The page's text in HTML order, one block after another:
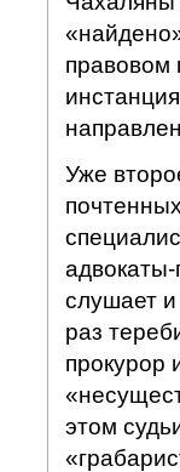
правовом
Уже
адвокаты-
слушает
раз
прокурор
этом